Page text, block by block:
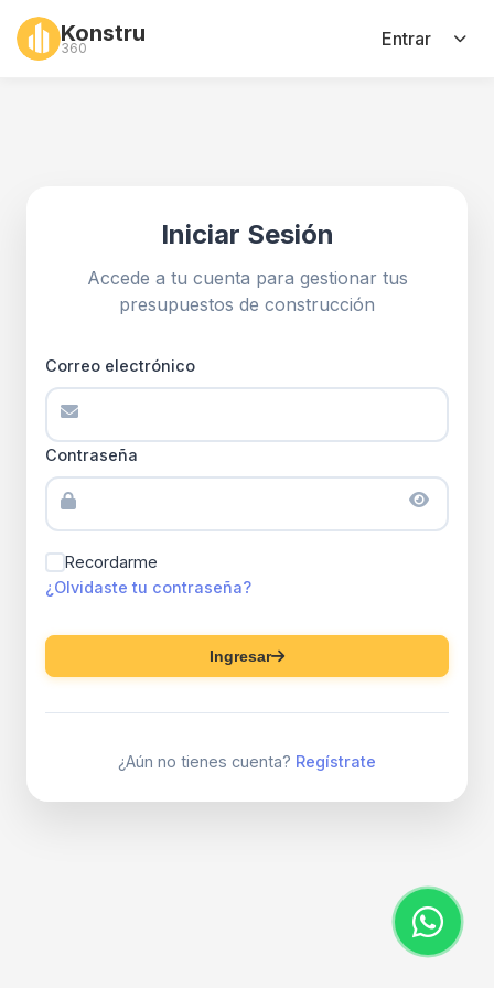
Konstru
360 Entrar
Iniciar Sesión
Accede a tu cuenta para gestionar tus
presupuestos de construcción
Correo electrónico
Contraseña
Recordarme
¿Olvidaste tu contraseña?
Ingresar
¿Aún no tienes cuenta? Regístrate